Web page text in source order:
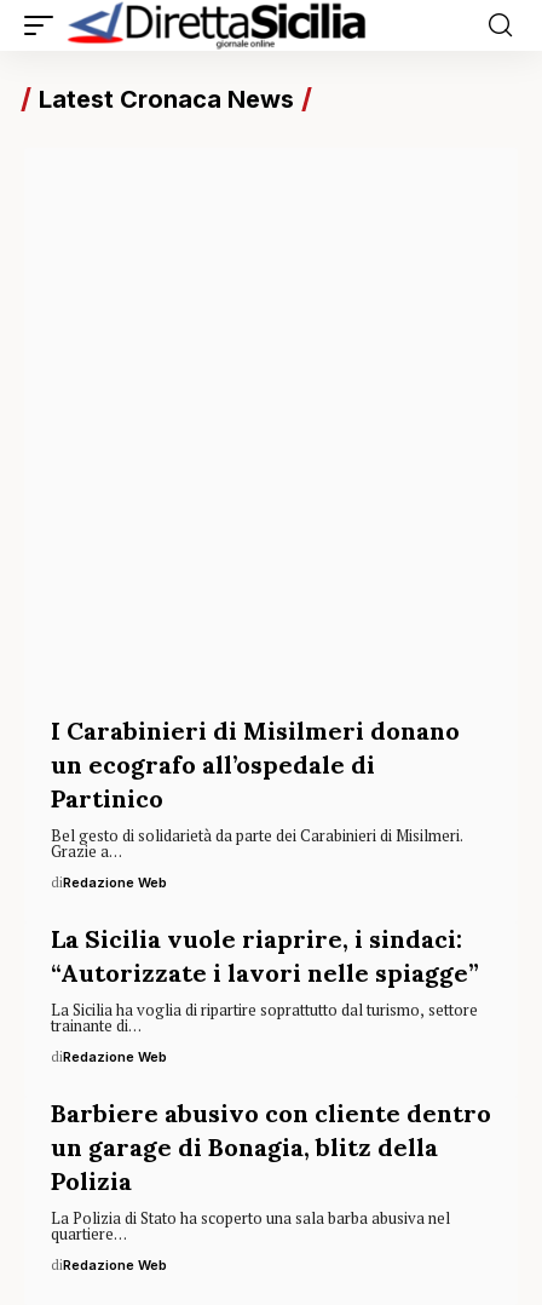
Latest Cronaca News
I Carabinieri di Misilmeri donano
un ecografo all’ospedale di
Partinico
Bel gesto di solidarietà da parte dei Carabinieri di Misilmeri.
Grazie a…
diRedazione Web
La Sicilia vuole riaprire, i sindaci:
“Autorizzate i lavori nelle spiagge”
La Sicilia ha voglia di ripartire soprattutto dal turismo, settore
trainante di…
diRedazione Web
Barbiere abusivo con cliente dentro
un garage di Bonagia, blitz della
Polizia
La Polizia di Stato ha scoperto una sala barba abusiva nel
quartiere…
diRedazione Web